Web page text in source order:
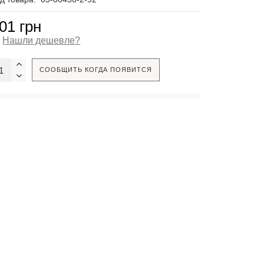
грн
Нашли дешевле?
СООБЩИТЬ КОГДА ПОЯВИТСЯ